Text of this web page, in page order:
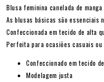
Blusa feminina canelada de
As blusas básicas são
Confeccionada em tecido de alta
Perfeita para ocasiões casuais
Confeccionado em tecido
Modelagem justa